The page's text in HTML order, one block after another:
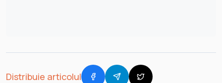
Distribuie articolul